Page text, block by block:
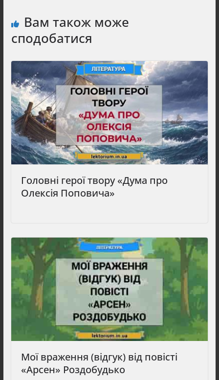
Вам також може
сподобатися
Головні герої твору «Дума про
Олексія Поповича»
Мої враження (відгук) від повісті
«Арсен» Роздобудько